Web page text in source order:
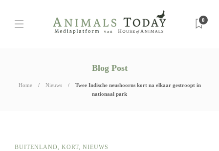
0
Blog Post
Home Nieuws
Twee Indische neushoorns kort na elkaar gestroopt in
nationaal park
BUITENLAND, KORT, NIEUWS